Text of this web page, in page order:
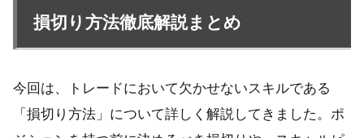
損切り方法徹底解説まとめ
今回は、トレードにおいて欠かせないスキルである
「損切り方法」について詳しく解説してきました。ポ